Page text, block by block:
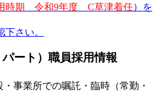
時期 令和9年度 C草津着任）を
さい。
ート）職員採用情報
・事業所での嘱託・臨時（常勤・